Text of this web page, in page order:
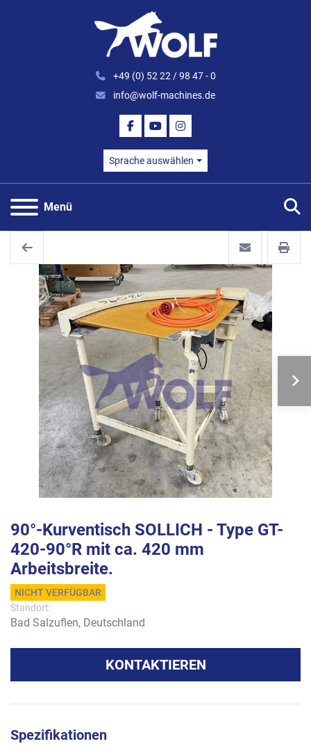
+49 (0) 52 22 / 98 47 - 0
info@wolf-machines.de
FACEBOOK
YOUTUBEINSTAGRAM
Sprache auswählen
Menü
90°-Kurventisch SOLLICH - Type GT-
420-90°R mit ca. 420 mm
Arbeitsbreite.
NICHT VERFÜGBAR
Standort:
Bad Salzuflen, Deutschland
KONTAKTIEREN
Spezifikationen